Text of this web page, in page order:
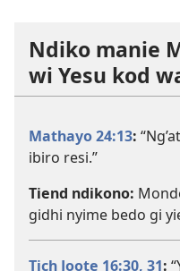
Ndiko manie
wi Yesu kod
Mathayo 24:13:
ibiro resi.”
Tiend ndikono:
gidhi nyime bedo gi
Tich Joote 16:30, 31: